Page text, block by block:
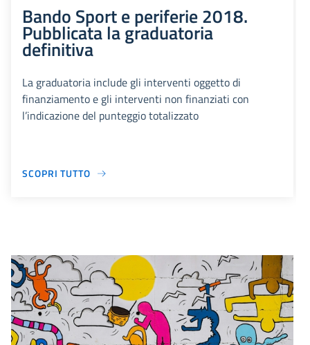
Bando Sport e periferie 2018.
Pubblicata la graduatoria
definitiva
La graduatoria include gli interventi oggetto di
finanziamento e gli interventi non finanziati con
l’indicazione del punteggio totalizzato
SCOPRI TUTTO